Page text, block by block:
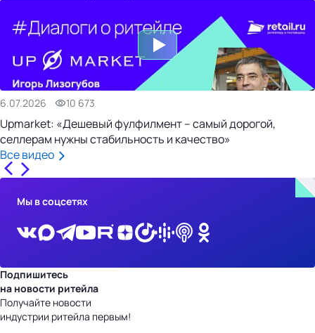
6.07.2026 10 673
Upmarket: «Дешевый фулфилмент – самый дорогой,
селлерам нужны стабильность и качество»
Все видео
Мы в соцсетях
Подпишитесь
на новости ритейла
Получайте новости
индустрии ритейла первым!